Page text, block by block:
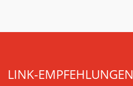
LINK-EMPFEHLUNGEN